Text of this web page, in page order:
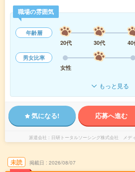
職場の雰囲気
年齢層
20代
30代 40
男女比率
女性
もっと見る
気になる! 応募へ進む
派遣会社 日研トータルソーシング株式会社 メデ
未読 掲載日 2026/08/07